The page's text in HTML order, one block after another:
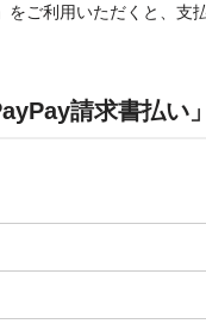
をご利用いただくと、
請求書払い